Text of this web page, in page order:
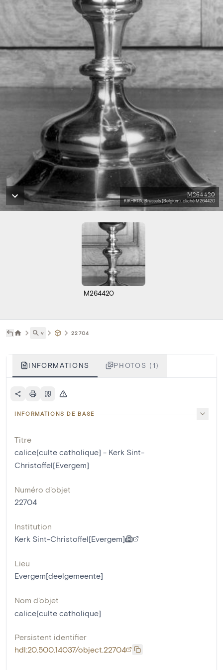
M264420
KIK-IRPA, Brussels (Belgium), cliché M264420
M264420
˅ 22704
INFORMATIONS PHOTOS (1)
INFORMATIONS DE BASE
Titre
calice[culte catholique] - Kerk Sint-
Christoffel[Evergem]
Numéro d'objet
22704
Institution
Kerk Sint-Christoffel[Evergem]
Lieu
Evergem[deelgemeente]
Nom d'objet
calice[culte catholique]
Persistent identifier
hdl:20.500.14037/object.22704